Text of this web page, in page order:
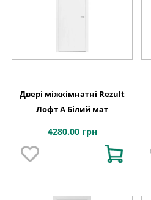
Двері міжкімнатні Rezult
Лофт А Білий мат
4280.00 грн